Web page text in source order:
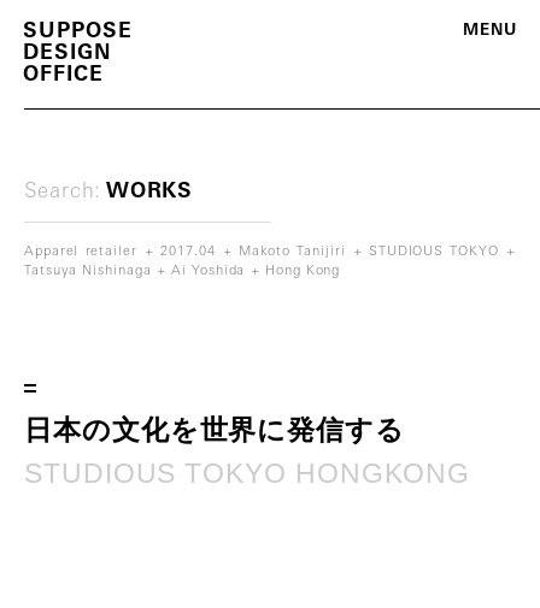
SU P POS E
D ES G N
O F F C E
M E N U
Search: WORKS
STUDIOUS TOKYO HONGKONG
日 本の文化を世界に発信する
Apparel retailer 2017.04 Makoto Tanijiri
STUDIOUS TOKYO
Tatsuya Nishinaga
Ai Yoshida
Hong Kong